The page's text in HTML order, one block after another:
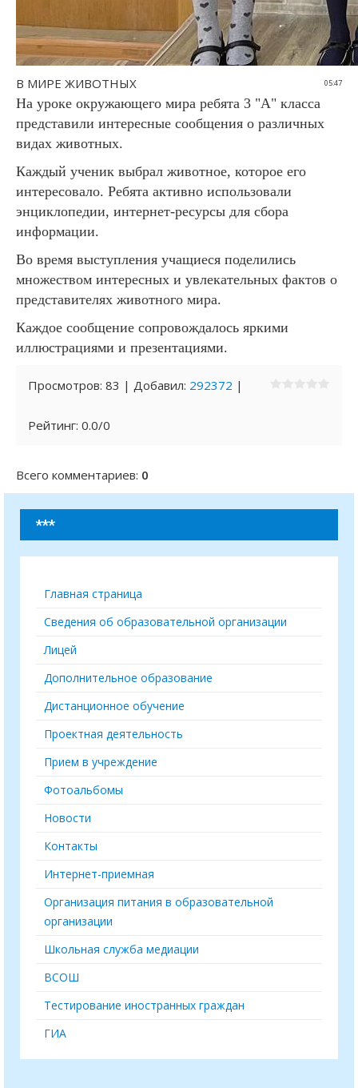
05:47
В МИРЕ ЖИВОТНЫХ
На уроке окружающего мира ребята 3 "А" класса
представили интересные сообщения о различных
видах животных.
Каждый ученик выбрал животное, которое его
интересовало. Ребята активно использовали
энциклопедии, интернет-ресурсы для сбора
информации.
Во время выступления учащиеся поделились
множеством интересных и увлекательных фактов о
представителях животного мира.
Каждое сообщение сопровождалось яркими
иллюстрациями и презентациями.
Просмотров: 83 | Добавил: 292372 |
Рейтинг: 0.0/0
Всего комментариев: 0
***
Главная страница
Сведения об образовательной организации
Лицей
Дополнительное образование
Дистанционное обучение
Проектная деятельность
Прием в учреждение
Фотоальбомы
Новости
Контакты
Интернет-приемная
Организация питания в образовательной
организации
Школьная служба медиации
ВСОШ
Тестирование иностранных граждан
ГИА